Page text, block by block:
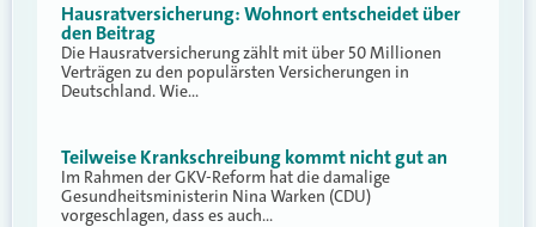
Hausratversicherung: Wohnort entscheidet über
den Beitrag
Die Hausratversicherung zählt mit über 50 Millionen
Verträgen zu den populärsten Versicherungen in
Deutschland. Wie…
Teilweise Krankschreibung kommt nicht gut an
Im Rahmen der GKV-Reform hat die damalige
Gesundheitsministerin Nina Warken (CDU)
vorgeschlagen, dass es auch…